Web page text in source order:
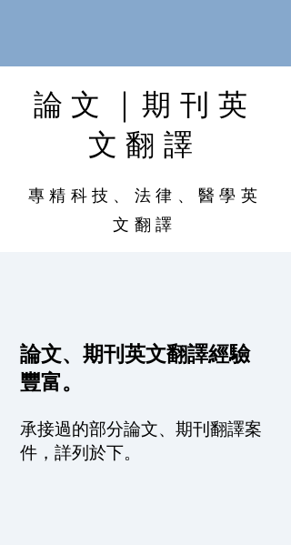
​論文 ｜期刊英
文翻譯
專精科技、法律、醫學英
文翻譯
論文、期刊英文翻譯經驗
豐富。
承接過的部分論文、期刊翻譯案
件，詳列於下。